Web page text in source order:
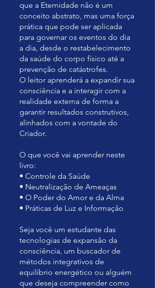
que a Eternidade não é um
conceito abstrato, mas uma força
prática que pode ser aplicada
para governar os eventos do dia
a dia, desde o restabelecimento
da saúde do corpo físico até a
prevenção de catástrofes.
O leitor aprenderá a expandir sua
consciência e a interagir com a
realidade externa de forma a
garantir resultados construtivos,
alinhados com a vontade do
Criador.
O que você vai aprender neste
livro:
• Controle da Saúde
• Neutralização de Ameaças
• O Poder do Amor e da Alma
• Práticas de Luz e Informação
Seja você um estudante das
tecnologias de expansão da
consciência, um buscador de
métodos integrativos de
equilíbrio energético ou alguém
que deseja compreender como